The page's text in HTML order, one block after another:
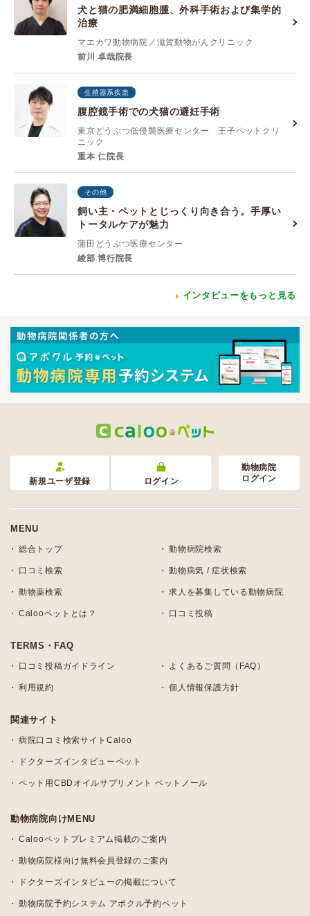
犬と猫の肥満細胞腫、外科手術および集学的
治療
マエカワ動物病院／滋賀動物がんクリニック
前川 卓哉院長
生殖器系疾患
腹腔鏡手術での犬猫の避妊手術
東京どうぶつ低侵襲医療センター 王子ペットクリ
ニック
重本 仁院長
その他
飼い主・ペットとじっくり向き合う。手厚い
トータルケアが魅力
蒲田どうぶつ医療センター
綾部 博行院長
インタビューをもっと見る
新規ユーザ登録 ログイン
動物病院
ログイン
MENU
総合トップ 動物病院検索
口コミ検索 動物病気 / 症状検索
動物薬検索 求人を募集している動物病院
Calooペットとは？ 口コミ投稿
TERMS・FAQ
口コミ投稿ガイドライン よくあるご質問（FAQ）
利用規約 個人情報保護方針
関連サイト
病院口コミ検索サイトCaloo
ドクターズインタビューペット
ペット用CBDオイルサプリメント ペットノール
動物病院向けMENU
Calooペットプレミアム掲載のご案内
動物病院様向け無料会員登録のご案内
ドクターズインタビューの掲載について
動物病院予約システム アポクル予約ペット